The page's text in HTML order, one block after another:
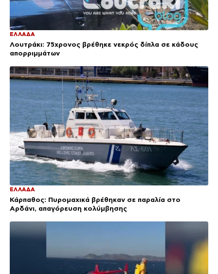
ΕΛΛΑΔΑ
Λουτράκι: 75χρονος βρέθηκε νεκρός δίπλα σε κάδους
απορριμμάτων
ΕΛΛΑΔΑ
Κάρπαθος: Πυρομαχικά βρέθηκαν σε παραλία στο
Αρδάνι, απαγόρευση κολύμβησης